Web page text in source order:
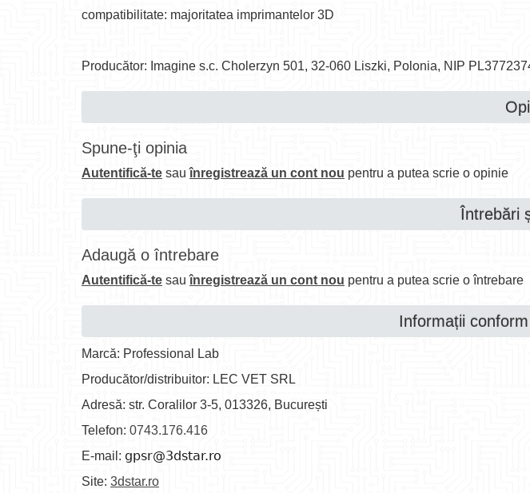
compatibilitate: majoritatea imprimantelor 3D
Producător: Imagine s.c. Cholerzyn 501, 32-060 Liszki, Polonia, NIP
Spune-ţi opinia
Autentifică-te sauînregistrează un cont nou pentru a putea scrie o opinie
Întrebări
Adaugă o întrebare
Autentifică-te sauînregistrează un cont nou pentru a putea scrie o întrebare
Informații
Marcă: Professional Lab
Producător/distribuitor: LEC VET SRL
Adresă: str. Coralilor 3-5, 013326, București
Telefon: 0743.176.416
E-mail:
Site: 3dstar.ro